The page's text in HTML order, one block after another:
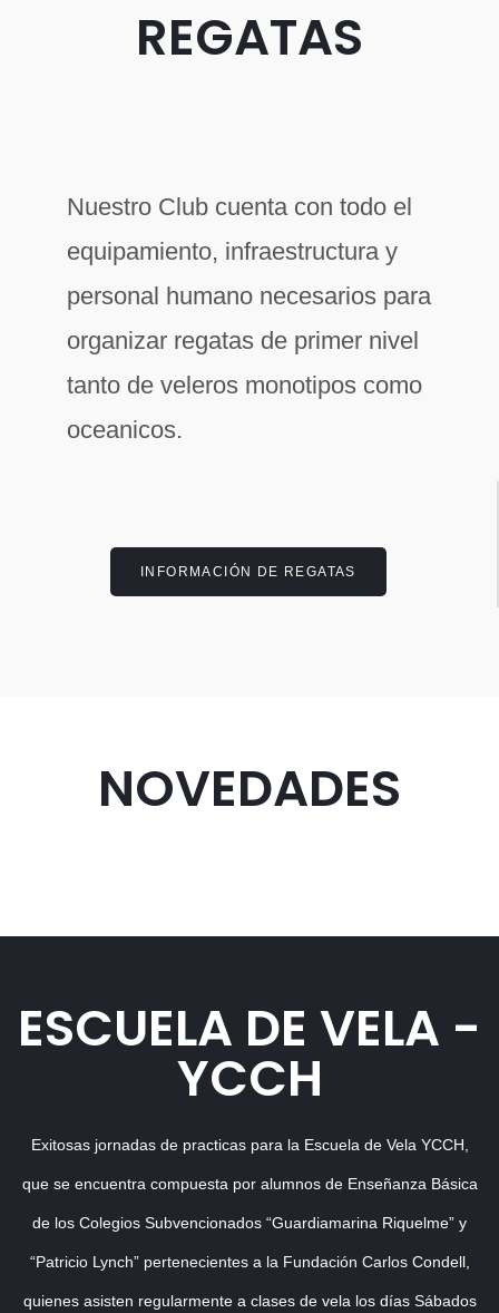
REGATAS
INFORMACIÓN DE REGATAS
Nuestro Club cuenta con todo el
equipamiento, infraestructura y
personal humano necesarios para
organizar regatas de primer nivel
tanto de veleros monotipos como
oceanicos.
NOVEDADES
ESCUELA DE VELA -
YCCH
Exitosas jornadas de practicas para la Escuela de Vela YCCH,
que se encuentra compuesta por alumnos de Enseñanza Básica
de los Colegios Subvencionados “Guardiamarina Riquelme” y
“Patricio Lynch” pertenecientes a la Fundación Carlos Condell,
quienes asisten regularmente a clases de vela los días Sábados